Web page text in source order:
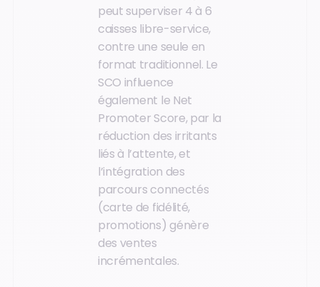
peut superviser 4 à 6
caisses libre-service,
contre une seule en
format traditionnel. Le
SCO influence
également le Net
Promoter Score, par la
réduction des irritants
liés à l’attente, et
l’intégration des
parcours connectés
(carte de fidélité,
promotions) génère
des ventes
incrémentales.